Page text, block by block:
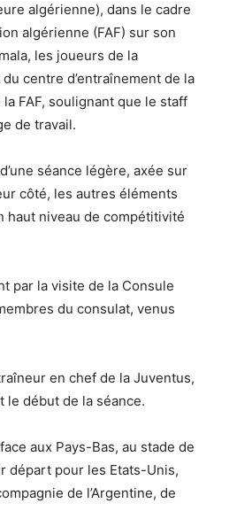
algérienne), dans le cadre
algérienne (FAF) sur son
les joueurs de la
centre d’entraînement de la
FAF, soulignant que le staff
de travail.
séance légère, axée sur
côté, les autres éléments
haut niveau de compétitivité
par la visite de la Consule
du consulat, venus
en chef de la Juventus,
le début de la séance.
aux Pays-Bas, au stade de
départ pour les Etats-Unis,
de l’Argentine, de